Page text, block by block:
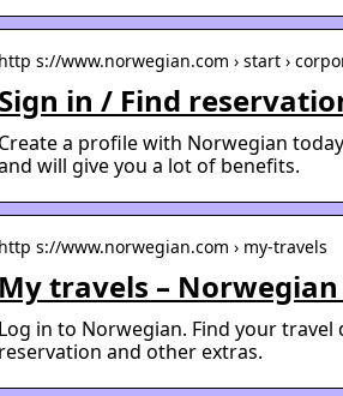
http s://www.norwegian.com › start ›
Sign in / Find
Create a profile with Norwegian
will give you a lot of benefits.
http s://www.norwegian.com › my-travels
My travels –
Log in to Norwegian. Find your
reservation and other extras.